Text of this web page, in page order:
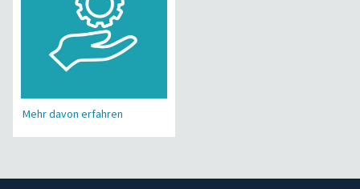
Mehr davon erfahren